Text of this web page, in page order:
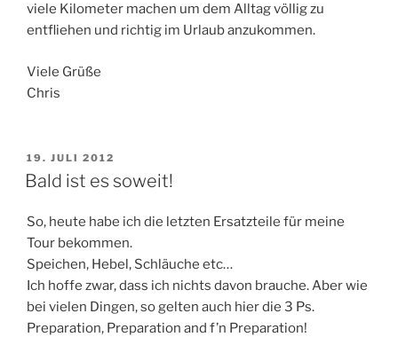
viele Kilometer machen um dem Alltag völlig zu
entfliehen und richtig im Urlaub anzukommen.
Viele Grüße
Chris
VERÖFFENTLICHT
AM
19. JULI 2012
Bald ist es soweit!
So, heute habe ich die letzten Ersatzteile für meine
Tour bekommen.
Speichen, Hebel, Schläuche etc…
Ich hoffe zwar, dass ich nichts davon brauche. Aber wie
bei vielen Dingen, so gelten auch hier die 3 Ps.
Preparation, Preparation and f’n Preparation!